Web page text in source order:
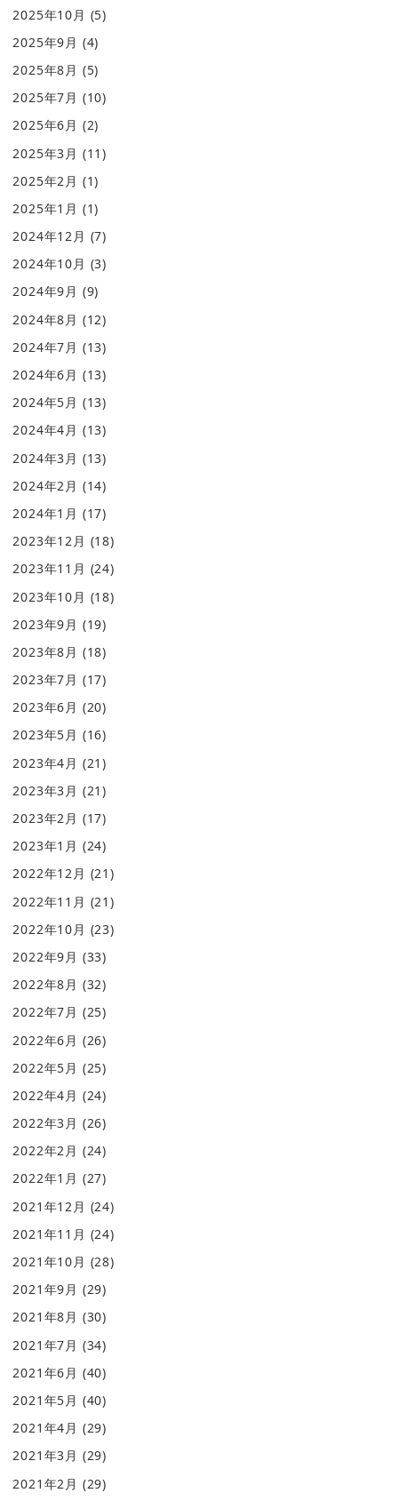
2025年10月 (5)
2025年9月 (4)
2025年8月 (5)
2025年7月 (10)
2025年6月 (2)
2025年3月 (11)
2025年2月 (1)
2025年1月 (1)
2024年12月 (7)
2024年10月 (3)
2024年9月 (9)
2024年8月 (12)
2024年7月 (13)
2024年6月 (13)
2024年5月 (13)
2024年4月 (13)
2024年3月 (13)
2024年2月 (14)
2024年1月 (17)
2023年12月 (18)
2023年11月 (24)
2023年10月 (18)
2023年9月 (19)
2023年8月 (18)
2023年7月 (17)
2023年6月 (20)
2023年5月 (16)
2023年4月 (21)
2023年3月 (21)
2023年2月 (17)
2023年1月 (24)
2022年12月 (21)
2022年11月 (21)
2022年10月 (23)
2022年9月 (33)
2022年8月 (32)
2022年7月 (25)
2022年6月 (26)
2022年5月 (25)
2022年4月 (24)
2022年3月 (26)
2022年2月 (24)
2022年1月 (27)
2021年12月 (24)
2021年11月 (24)
2021年10月 (28)
2021年9月 (29)
2021年8月 (30)
2021年7月 (34)
2021年6月 (40)
2021年5月 (40)
2021年4月 (29)
2021年3月 (29)
2021年2月 (29)